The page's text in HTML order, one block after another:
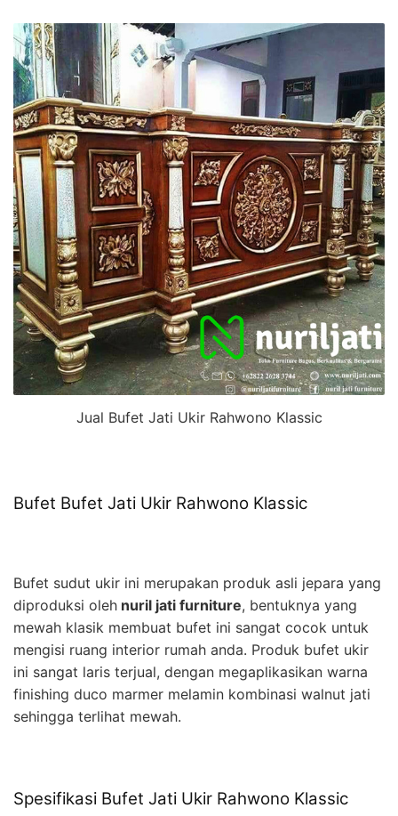
Jual Bufet Jati Ukir Rahwono Klassic
Bufet Bufet Jati Ukir Rahwono Klassic
Bufet sudut ukir ini merupakan produk asli jepara yang
diproduksi oleh nuril jati furniture, bentuknya yang
mewah klasik membuat bufet ini sangat cocok untuk
mengisi ruang interior rumah anda. Produk bufet ukir
ini sangat laris terjual, dengan megaplikasikan warna
finishing duco marmer melamin kombinasi walnut jati
sehingga terlihat mewah.
Spesifikasi Bufet Jati Ukir Rahwono Klassic